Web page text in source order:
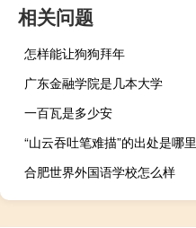
相关问题
怎样能让狗狗拜年
广东金融学院是几本大学
一百瓦是多少安
“山云吞吐笔难描”的出处是哪里
合肥世界外国语学校怎么样